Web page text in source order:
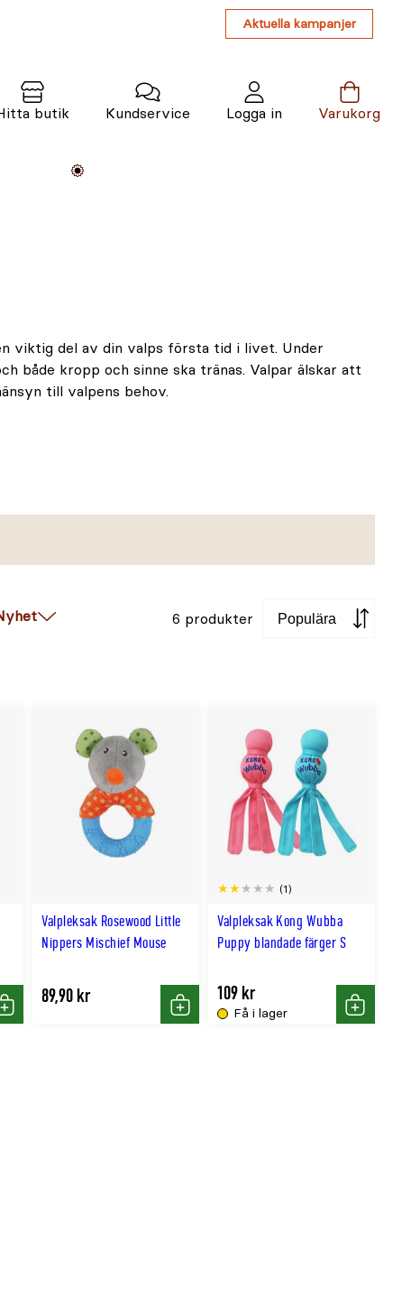
Aktuella kampanjer
butik Kundservice Logga in Varukorg
viktig del av din valps första tid i livet. Under
både kropp och sinne ska tränas. Valpar älskar att
till valpens behov.
Sortera
6 produkter
Köp
Valpleksak Rosewood Little
Nippers Mischief Mouse
89,90 kr
Köp
Valpleksak Kong Wubba
Puppy blandade färger S
(1)
Få i lager
109 kr
Köp